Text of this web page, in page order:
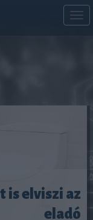
is elviszi az
eladó